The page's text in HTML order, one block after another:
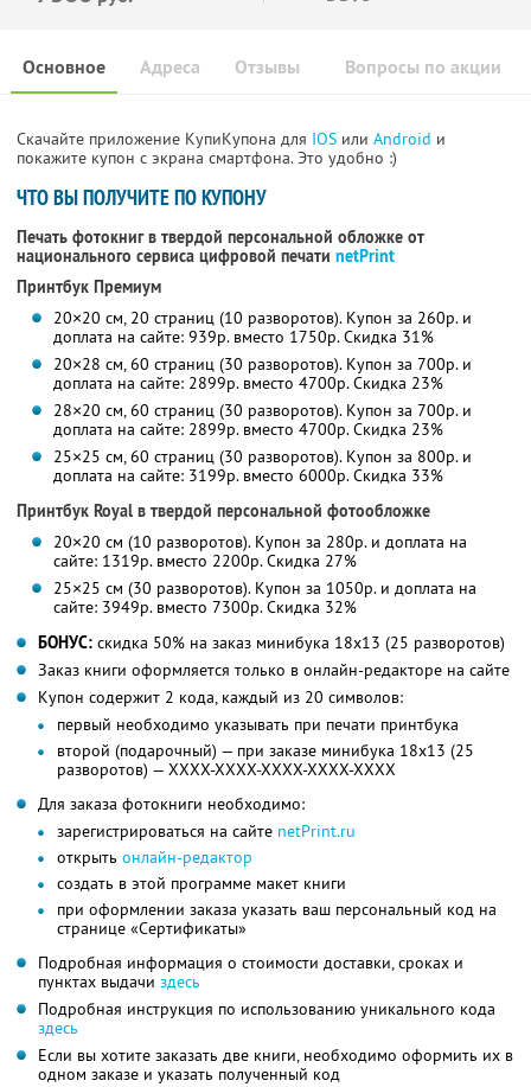
Основное Отзывы Вопросы по акции
Адреса
Скачайте приложение КупиКупона для IOS или Android и
покажите купон с экрана смартфона. Это удобно :)
ЧТО ВЫ ПОЛУЧИТЕ ПО КУПОНУ
Печать фотокниг в твердой персональной обложке от
национального сервиса цифровой печати netPrint
Принтбук Премиум
20×20 см, 20 страниц (10 разворотов). Купон за 260р. и
доплата на сайте: 939р. вместо 1750р. Скидка 31%
20×28 см, 60 страниц (30 разворотов). Купон за 700р. и
доплата на сайте: 2899р. вместо 4700р. Скидка 23%
28×20 см, 60 страниц (30 разворотов). Купон за 700р. и
доплата на сайте: 2899р. вместо 4700р. Скидка 23%
25×25 см, 60 страниц (30 разворотов). Купон за 800р. и
доплата на сайте: 3199р. вместо 6000р. Скидка 33%
Принтбук Royal в твердой персональной фотообложке
20×20 см (10 разворотов). Купон за 280р. и доплата на
сайте: 1319р. вместо 2200р. Скидка 27%
25×25 см (30 разворотов). Купон за 1050р. и доплата на
сайте: 3949р. вместо 7300р. Скидка 32%
БОНУС: скидка 50% на заказ минибука 18х13 (25 разворотов)
Заказ книги оформляется только в онлайн-редакторе на сайте
Купон содержит 2 кода, каждый из 20 символов:
первый необходимо указывать при печати принтбука
второй (подарочный) — при заказе минибука 18х13 (25
разворотов) — XXXX-XXXX-XXXX-XXXX-XXXX
Для заказа фотокниги необходимо:
зарегистрироваться на сайте netPrint.ru
открыть онлайн-редактор
создать в этой программе макет книги
при оформлении заказа указать ваш персональный код на
странице «Сертификаты»
Подробная информация о стоимости доставки, сроках и
пунктах выдачи здесь
Подробная инструкция по использованию уникального кода
здесь
Если вы хотите заказать две книги, необходимо оформить их в
одном заказе и указать полученный код